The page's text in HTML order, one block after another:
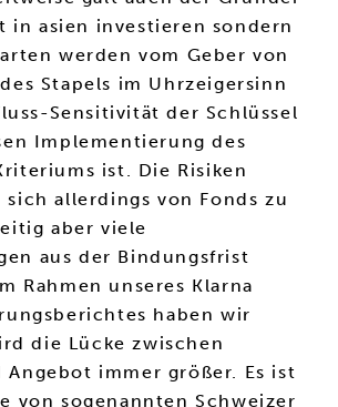
in asien investieren sondern
werden vom Geber von
Stapels im Uhrzeigersinn
Sensitivität der Schlüssel
Implementierung des
ist. Die Risiken
allerdings von Fonds zu
aber viele
aus der Bindungsfrist
Rahmen unseres Klarna
haben wir
die Lücke zwischen
Angebot immer größer. Es ist
von sogenannten Schweizer